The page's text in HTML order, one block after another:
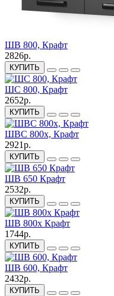
ШВ 800, Крафт
2826р.
КУПИТЬ
ШС 800, Крафт
2652р.
КУПИТЬ
ШВС 800х, Крафт
2921р.
КУПИТЬ
ШВ 650 Крафт
2532р.
КУПИТЬ
ШВ 800х Крафт
1744р.
КУПИТЬ
ШВ 600, Крафт
2432р.
КУПИТЬ